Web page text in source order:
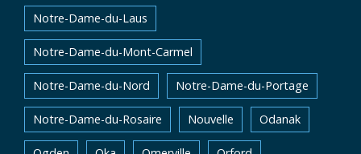
Notre-Dame-du-Laus
Notre-Dame-du-Mont-Carmel
Notre-Dame-du-Nord Notre-Dame-du-Portage
Notre-Dame-du-Rosaire Nouvelle Odanak